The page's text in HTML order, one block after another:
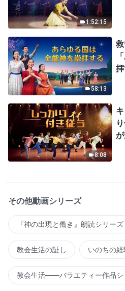
1:52:15
58:13
8:08
その他動画シリーズ
『神の出現と働き』朗読シリーズ
教会生活の証し いのちの
教会生活――バラエティー作品シ